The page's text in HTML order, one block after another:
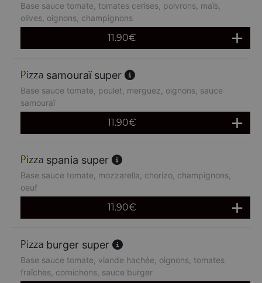
Base sauce tomate, tomates cerises, poivrons, maïs,
olives, oignons, champignons
11.90€
samouraï super
Base sauce tomate, poulet, merguez, oignons, sauce
samouraï
11.90€
spania super
Base sauce tomate, mozzarella, chorizo, champignons,
oeuf
11.90€
burger super
Base sauce tomate, viande hachée, oignons, tomates
fraîches, cornichons, sauce burger